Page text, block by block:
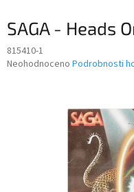
SAGA - Heads
815410-1
Průměrné
Neohodnoceno Podrobnosti